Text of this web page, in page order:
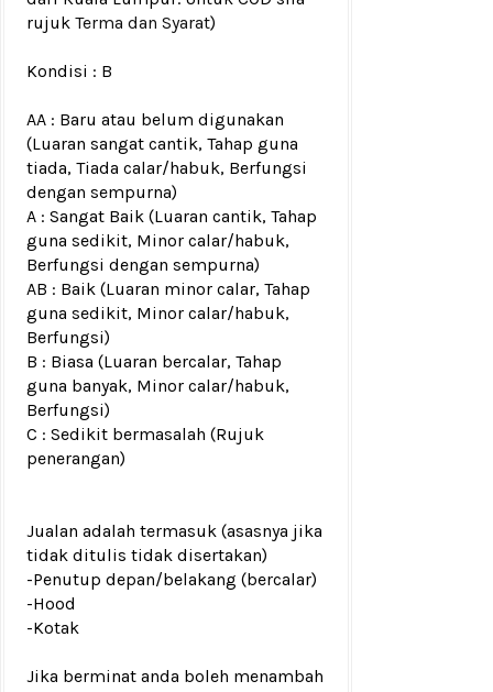
rujuk Terma dan Syarat)
Kondisi : B
AA : Baru atau belum digunakan
(Luaran sangat cantik, Tahap guna
tiada, Tiada calar/habuk, Berfungsi
dengan sempurna)
A : Sangat Baik (Luaran cantik, Tahap
guna sedikit, Minor calar/habuk,
Berfungsi dengan sempurna)
AB : Baik (Luaran minor calar, Tahap
guna sedikit, Minor calar/habuk,
Berfungsi)
B : Biasa (Luaran bercalar, Tahap
guna banyak, Minor calar/habuk,
Berfungsi)
C : Sedikit bermasalah (Rujuk
penerangan)
Jualan adalah termasuk (asasnya jika
tidak ditulis tidak disertakan)
-Penutup depan/belakang (bercalar)
-Hood
-Kotak
Jika berminat anda boleh menambah